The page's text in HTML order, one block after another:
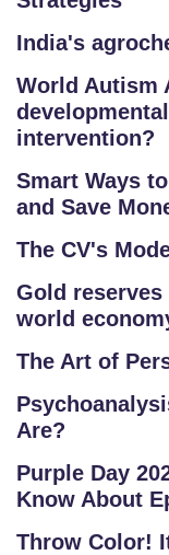
India's
World Autism
intervention?
Smart Ways
and Save
The CV's
Gold
world
The Art of
Are?
Purple Day
Know About
Throw Color!